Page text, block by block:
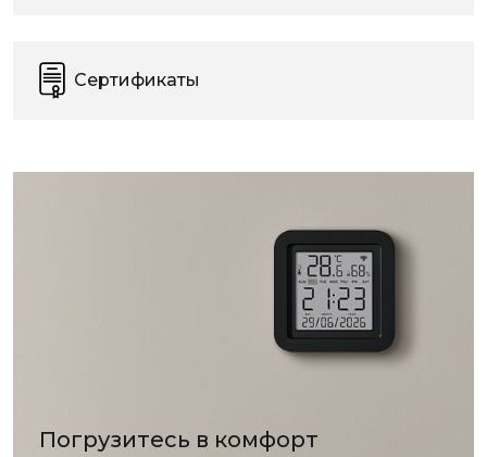
Сертификаты
Погрузитесь в комфорт